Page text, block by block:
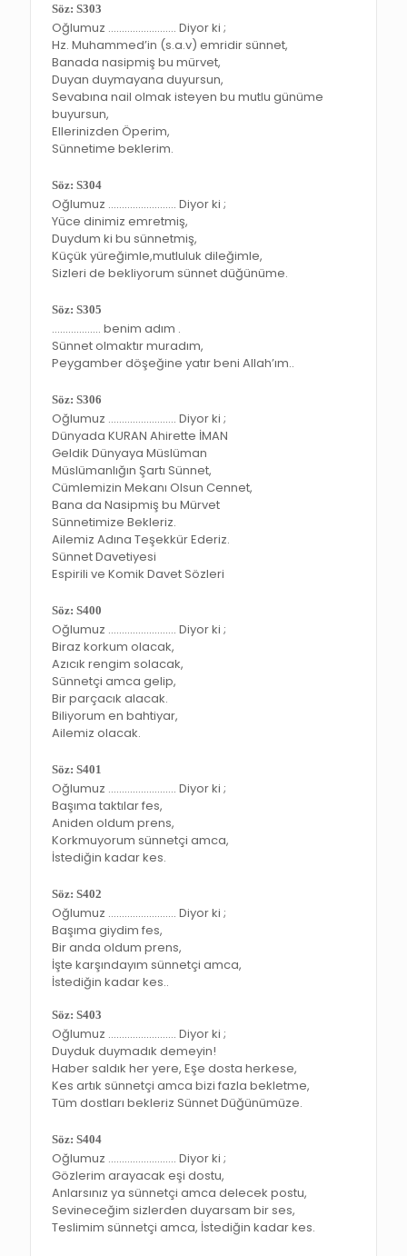
Söz: S303
Oğlumuz ……………………. Diyor ki ;
Hz. Muhammed’in (s.a.v) emridir sünnet,
Banada nasipmiş bu mürvet,
Duyan duymayana duyursun,
Sevabına nail olmak isteyen bu mutlu günüme
buyursun,
Ellerinizden Öperim,
Sünnetime beklerim.
Söz: S304
Oğlumuz ……………………. Diyor ki ;
Yüce dinimiz emretmiş,
Duydum ki bu sünnetmiş,
Küçük yüreğimle,mutluluk dileğimle,
Sizleri de bekliyorum sünnet düğünüme.
Söz: S305
……………… benim adım .
Sünnet olmaktır muradım,
Peygamber döşeğine yatır beni Allah’ım..
Söz: S306
Oğlumuz ……………………. Diyor ki ;
Dünyada KURAN Ahirette İMAN
Geldik Dünyaya Müslüman
Müslümanlığın Şartı Sünnet,
Cümlemizin Mekanı Olsun Cennet,
Bana da Nasipmiş bu Mürvet
Sünnetimize Bekleriz.
Ailemiz Adına Teşekkür Ederiz.
Sünnet Davetiyesi
Espirili ve Komik Davet Sözleri
Söz: S400
Oğlumuz ……………………. Diyor ki ;
Biraz korkum olacak,
Azıcık rengim solacak,
Sünnetçi amca gelip,
Bir parçacık alacak.
Biliyorum en bahtiyar,
Ailemiz olacak.
Söz: S401
Oğlumuz ……………………. Diyor ki ;
Başıma taktılar fes,
Aniden oldum prens,
Korkmuyorum sünnetçi amca,
İstediğin kadar kes.
Söz: S402
Oğlumuz ……………………. Diyor ki ;
Başıma giydim fes,
Bir anda oldum prens,
İşte karşındayım sünnetçi amca,
İstediğin kadar kes..
Söz: S403
Oğlumuz ……………………. Diyor ki ;
Duyduk duymadık demeyin!
Haber saldık her yere, Eşe dosta herkese,
Kes artık sünnetçi amca bizi fazla bekletme,
Tüm dostları bekleriz Sünnet Düğünümüze.
Söz: S404
Oğlumuz ……………………. Diyor ki ;
Gözlerim arayacak eşi dostu,
Anlarsınız ya sünnetçi amca delecek postu,
Sevineceğim sizlerden duyarsam bir ses,
Teslimim sünnetçi amca, İstediğin kadar kes.